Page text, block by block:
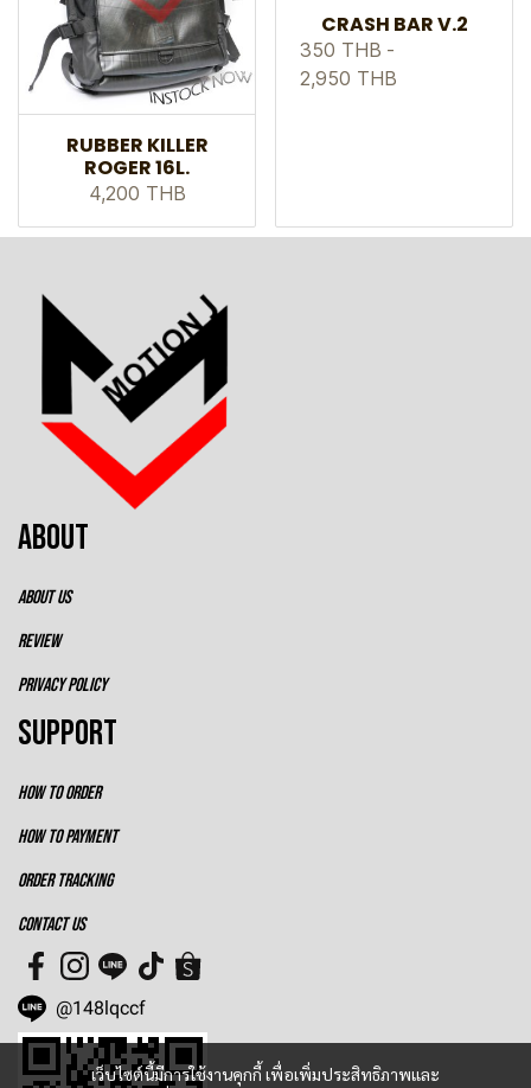
RUBBER KILLER
ROGER 16L.
4,200 THB
CRASH BAR V.2
350 THB -
2,950 THB
เว็บไซต์นี้มีการใช้งานคุกกี้ เพื่อเพิ่มประสิทธิภาพและ
ABOUT
ABOUT US
REVIEW
PRIVACY POLICY
SUPPORT
HOW TO ORDER
HOW TO PAYMENT
ORDER TRACKING
CONTACT US
@148lqccf